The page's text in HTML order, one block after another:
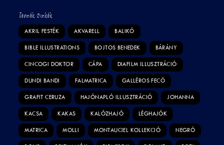
Termék Címkék
AKRIL FESTÉK AKVARELL BALIKÓ
BIBLE ILLUSTRATIONS BOJTOS BENEDEK BÁRÁNY
CINCOGI DOKTOR CÁPA DIAFILM ILLUSZTRÁCIÓ
DUNDI BANDI FALMATRICA GALLÉROS FECÓ
GRAFIT CERUZA HAJÓNAPLÓ ILLUSZTRÁCIÓ JOHANNA
KACSA KAKAS KALÓZHAJÓ LÉGHAJÓK
MATRICA MOLLI MONTAUCIEL KOLLEKCIÓ NEGRÓ